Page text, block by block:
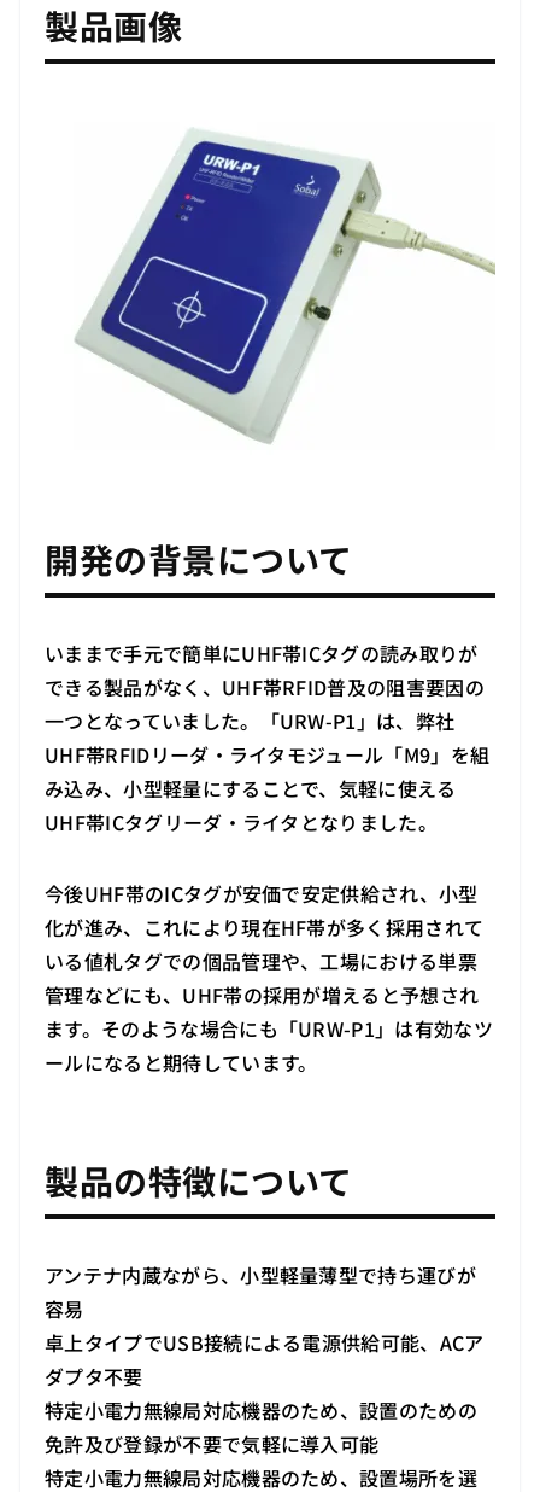
製品画像
開発の背景について
いままで手元で簡単にUHF帯ICタグの読み取りが
できる製品がなく、UHF帯RFID普及の阻害要因の
一つとなっていました。「URW-P1」は、弊社
UHF帯RFIDリーダ・ライタモジュール「M9」を組
み込み、小型軽量にすることで、気軽に使える
UHF帯ICタグリーダ・ライタとなりました。
今後UHF帯のICタグが安価で安定供給され、小型
化が進み、これにより現在HF帯が多く採用されて
いる値札タグでの個品管理や、工場における単票
管理などにも、UHF帯の採用が増えると予想され
ます。そのような場合にも「URW-P1」は有効なツ
ールになると期待しています。
製品の特徴について
アンテナ内蔵ながら、小型軽量薄型で持ち運びが
容易
卓上タイプでUSB接続による電源供給可能、ACア
ダプタ不要
特定小電力無線局対応機器のため、設置のための
免許及び登録が不要で気軽に導入可能
特定小電力無線局対応機器のため、設置場所を選